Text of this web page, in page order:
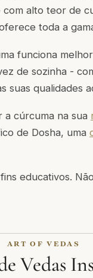
alto teor de
toda a
funciona
de sozinha -
suas qualidades
cúrcuma na sua
de Dosha, uma
educativos.
ART OF VEDAS
Vedas